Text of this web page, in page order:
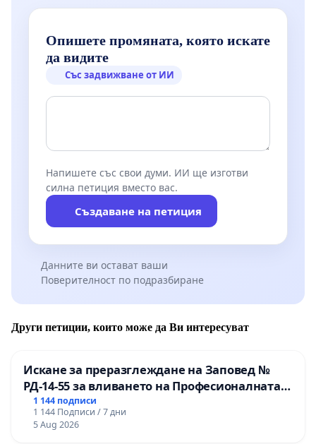
Опишете промяната, която искате
да видите
Със задвижване от ИИ
Напишете със свои думи. ИИ ще изготви
силна петиция вместо вас.
Създаване на петиция
Данните ви остават ваши
Поверителност по подразбиране
Други петиции, които може да Ви интересуват
Искане за преразглеждане на Заповед №
РД-14-55 за вливането на Професионалната
гимназия по промишлени технологии в
Професионалната гимназия по икономика и
мениджмънт – гр. Пазарджик
1 144 подписи
1 144 Подписи / 7 дни
5 Aug 2026